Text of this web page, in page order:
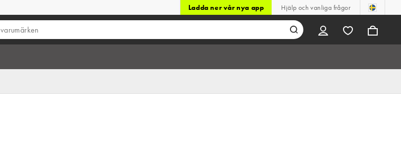
Ladda ner vår nya app Hjälp och vanliga frågor